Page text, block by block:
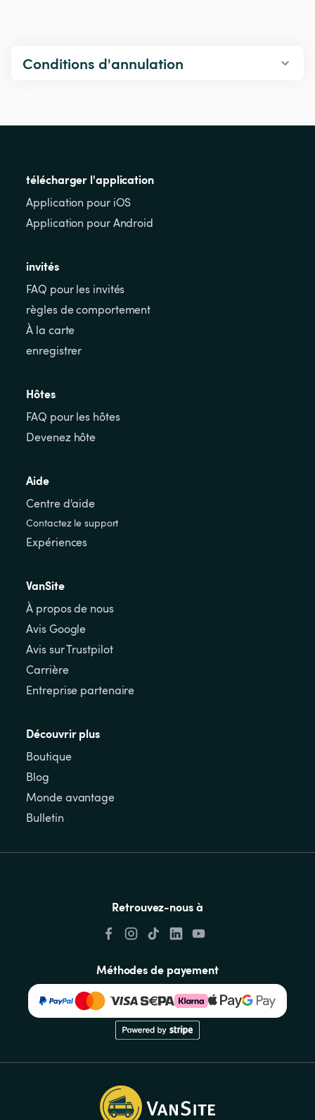
Conditions d'annulation
télécharger l'application
Application pour iOS
Application pour Android
invités
FAQ pour les invités
règles de comportement
À la carte
enregistrer
Hôtes
FAQ pour les hôtes
Devenez hôte
Aide
Centre d'aide
Contactez le support
Expériences
VanSite
À propos de nous
Avis Google
Avis sur Trustpilot
Carrière
Entreprise partenaire
Découvrir plus
Boutique
Blog
Monde avantage
Bulletin
Retrouvez-nous à
Méthodes de payement